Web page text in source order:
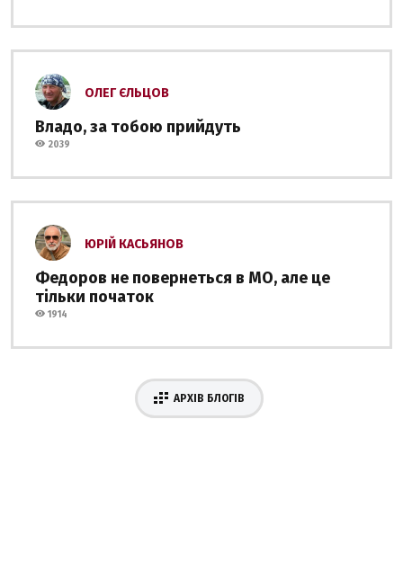
ОЛЕГ ЄЛЬЦОВ
Владо, за тобою прийдуть
2039
ЮРІЙ КАСЬЯНОВ
Федоров не повернеться в МО, але це
тільки початок
1914
АРХІВ БЛОГІВ